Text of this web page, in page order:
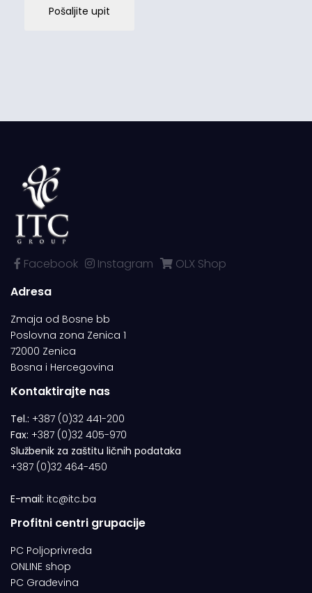
Pošaljite upit
Facebook Instagram
OLX Shop
Adresa
Zmaja od Bosne bb
Poslovna zona Zenica 1
72000 Zenica
Bosna i Hercegovina
Kontaktirajte nas
Tel.: +387 (0)32 441-200
Fax: +387 (0)32 405-970
Službenik za zaštitu ličnih podataka
+387 (0)32 464-450
E-mail: itc@itc.ba
Profitni centri grupacije
PC Poljoprivreda
ONLINE shop
PC Građevina